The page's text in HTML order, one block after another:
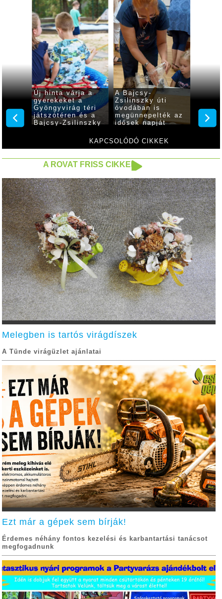
KAPCSOLÓDÓ CIKKEK
Új hinta várja a
gyerekeket a
Gyöngyvirág téri
játszótéren és a
Bajcsy-Zsilinszky
A Bajcsy-
Zsilinszky úti
óvodában is
megünnepelték az
idősek napját
A ROVAT FRISS CIKKEI
Melegben is tartós virágdíszek
A Tünde virágüzlet ajánlatai
Ezt már a gépek sem bírják!
Érdemes néhány fontos kezelési és karbantartási tanácsot
megfogadnunk